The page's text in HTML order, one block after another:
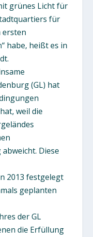
grünes Licht für
für
ersten
habe, heißt es in
(GL) hat
weil die
Diese
2013 festgelegt
geplanten
der GL
die Erfüllung